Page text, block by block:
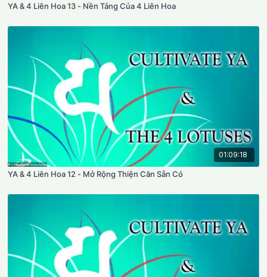
YA & 4 Liên Hoa 13 - Nền Tảng Của 4 Liên Hoa
01:09:18
YA & 4 Liên Hoa 12 - Mở Rộng Thiện Căn Sẵn Có